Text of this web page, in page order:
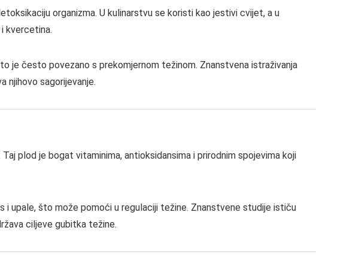
organizma. U kulinarstvu se koristi kao jestivi cvijet, a u
kvercetina.
je često povezano s prekomjernom težinom. Znanstvena istraživanja
njihovo sagorijevanje.
plod je bogat vitaminima, antioksidansima i prirodnim spojevima koji
i upale, što može pomoći u regulaciji težine. Znanstvene studije ističu
ciljeve gubitka težine.